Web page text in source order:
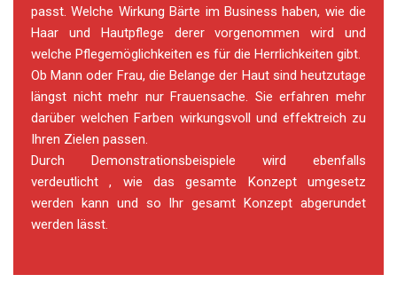
passt. Welche Wirkung Bärte im Business haben, wie die
Haar und Hautpflege derer vorgenommen wird und
welche Pflegemöglichkeiten es für die Herrlichkeiten gibt.
Ob Mann oder Frau, die Belange der Haut sind heutzutage
längst nicht mehr nur Frauensache. Sie erfahren mehr
darüber welchen Farben wirkungsvoll und effektreich zu
Ihren Zielen passen.
Durch Demonstrationsbeispiele wird ebenfalls
verdeutlicht , wie das gesamte Konzept umgesetz
werden kann und so Ihr gesamt Konzept abgerundet
werden lässt.